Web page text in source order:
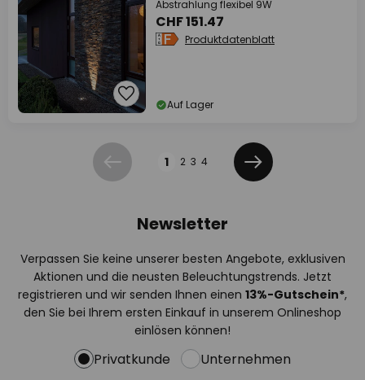
Abstrahlung flexibel 9W
CHF 151.47
Produktdatenblatt
Auf Lager
Zurück 1 2 3 4
Weiter
Newsletter
Verpassen Sie keine unserer besten Angebote, exklusiven
Aktionen und die neusten Beleuchtungstrends. Jetzt
registrieren und wir senden Ihnen einen 13%-Gutschein*,
den Sie bei Ihrem ersten Einkauf in unserem Onlineshop
einlösen können!
Privatkunde Unternehmen